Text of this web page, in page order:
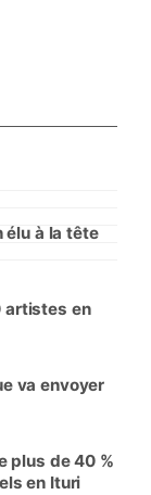
élu à la tête
artistes en
va envoyer
plus de 40 %
en Ituri